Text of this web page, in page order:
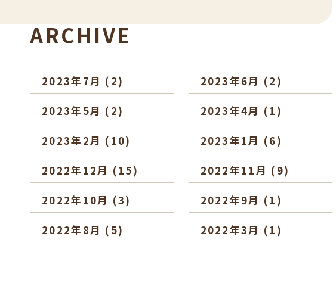
ARCHIVE
2023年7月 (2) 2023年6月 (2)
2023年5月 (2) 2023年4月 (1)
2023年2月 (10) 2023年1月 (6)
2022年12月 (15) 2022年11月 (9)
2022年10月 (3) 2022年9月 (1)
2022年8月 (5) 2022年3月 (1)